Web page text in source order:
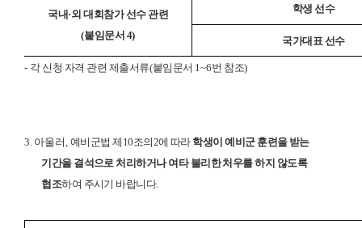
국내·외 대회참가 선수 관련
(붙임문서 4)
학생 선수
국가대표 선수
- 각 신청 자격 관련 제출서류(붙임문서 1~6번 참조)
3. 아울러 예비군법 제 10조의2에 따라 학생이 예비군 훈련을 받는
기간을 결석으로 처리하거나 여타 불리한 처우를 하지 않도록
협조하여 주시기 바랍니다.